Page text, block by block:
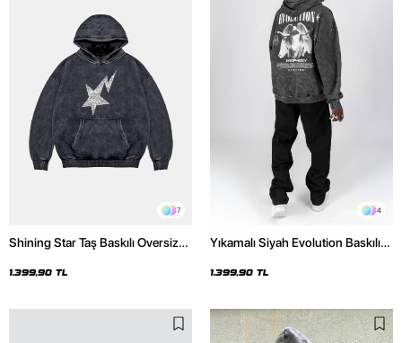
7
Shining Star Taş Baskılı Oversize
Hoodie
1.399,90 TL
4
Yıkamalı Siyah Evolution Baskılı
Hoodie
1.399,90 TL